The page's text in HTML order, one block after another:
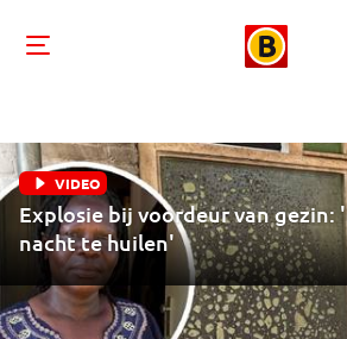
VIDEO
Explosie bij voordeur van gezin:
nacht te huilen'